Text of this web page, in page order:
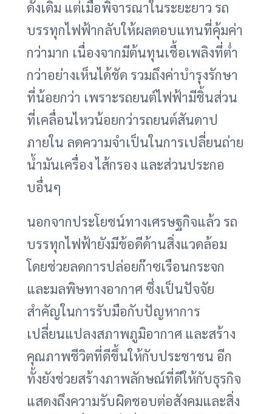
ดั้งเดิม แต่เมื่อพิจารณาในระยะยาว รถ
บรรทุกไฟฟ้ากลับให้ผลตอบแทนที่คุ้มค่า
กว่ามาก เนื่องจากมีต้นทุนเชื้อเพลิงที่ต่ำ
กว่าอย่างเห็นได้ชัด รวมถึงค่าบำรุงรักษา
ที่น้อยกว่า เพราะรถยนต์ไฟฟ้ามีชิ้นส่วน
ที่เคลื่อนไหวน้อยกว่ารถยนต์สันดาป
ภายใน ลดความจำเป็นในการเปลี่ยนถ่าย
น้ำมันเครื่อง ไส้กรอง และส่วนประกอ
บอื่นๆ
นอกจากประโยชน์ทางเศรษฐกิจแล้ว รถ
บรรทุกไฟฟ้ายังมีข้อดีด้านสิ่งแวดล้อม
โดยช่วยลดการปล่อยก๊าซเรือนกระจก
และมลพิษทางอากาศ ซึ่งเป็นปัจจัย
สำคัญในการรับมือกับปัญหาการ
เปลี่ยนแปลงสภาพภูมิอากาศ และสร้าง
คุณภาพชีวิตที่ดีขึ้นให้กับประชาชน อีก
ทั้งยังช่วยสร้างภาพลักษณ์ที่ดีให้กับธุรกิจ
แสดงถึงความรับผิดชอบต่อสังคมและสิ่ง